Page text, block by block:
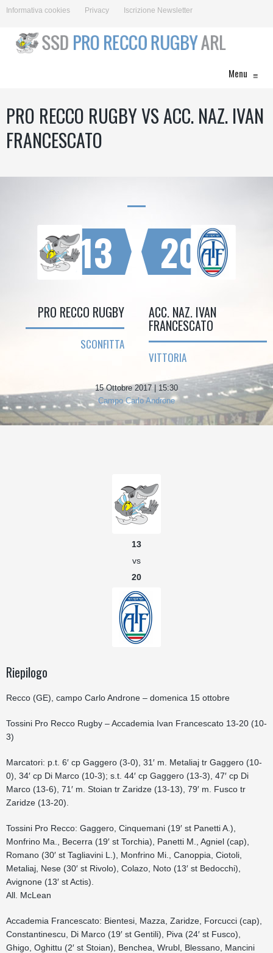
Informativa cookies Privacy Iscrizione Newsletter
Menu ≡
PRO RECCO RUGBY VS ACC. NAZ. IVAN
FRANCESCATO
13
PRO RECCO RUGBY
SCONFITTA
20
ACC. NAZ. IVAN
FRANCESCATO
VITTORIA
15 Ottobre 2017 | 15:30
Campo Carlo Androne
13
vs
20
Riepilogo
Recco (GE), campo Carlo Androne – domenica 15 ottobre
Tossini Pro Recco Rugby – Accademia Ivan Francescato 13-20 (10-
3)
Marcatori: p.t. 6′ cp Gaggero (3-0), 31′ m. Metaliaj tr Gaggero (10-
0), 34′ cp Di Marco (10-3); s.t. 44′ cp Gaggero (13-3), 47′ cp Di
Marco (13-6), 71′ m. Stoian tr Zaridze (13-13), 79′ m. Fusco tr
Zaridze (13-20).
Tossini Pro Recco: Gaggero, Cinquemani (19′ st Panetti A.),
Monfrino Ma., Becerra (19′ st Torchia), Panetti M., Agniel (cap),
Romano (30′ st Tagliavini L.), Monfrino Mi., Canoppia, Ciotoli,
Metaliaj, Nese (30′ st Rivolo), Colazo, Noto (13′ st Bedocchi),
Avignone (13′ st Actis).
All. McLean
Accademia Francescato: Bientesi, Mazza, Zaridze, Forcucci (cap),
Constantinescu, Di Marco (19′ st Gentili), Piva (24′ st Fusco),
Ghigo, Oghittu (2′ st Stoian), Benchea, Wrubl, Blessano, Mancini